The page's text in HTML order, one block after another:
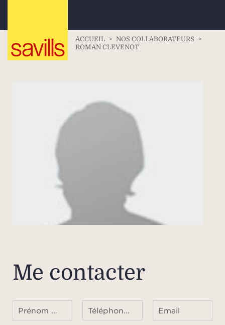
ACCUEIL > NOS COLLABORATEURS
>
ROMAN CLEVENOT
Me contacter
Email